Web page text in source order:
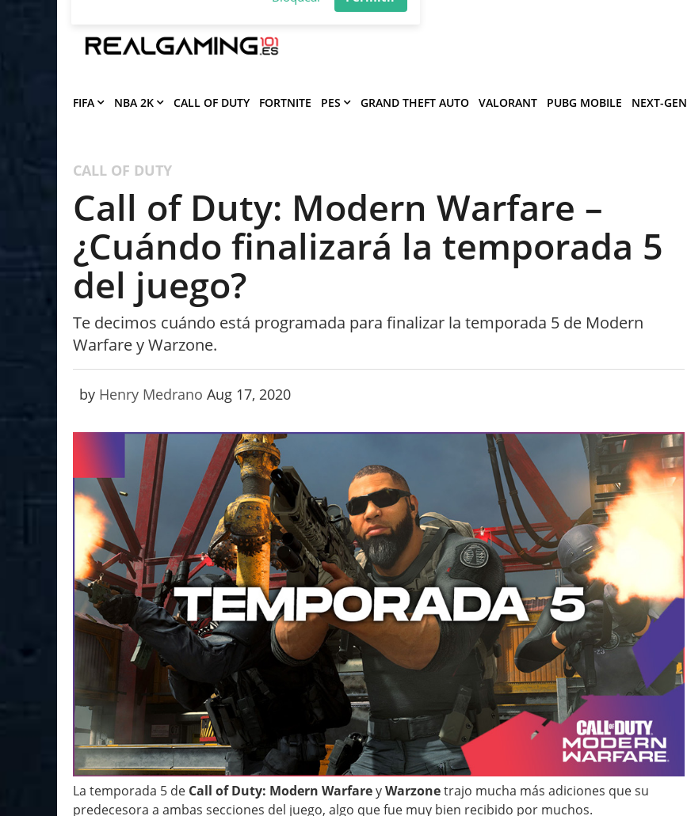
notificaciones de los mejores artículos.
×
FIFA NBA 2K CALL OF DUTY FORTNITE PES GRAND THEFT AUTO VALORANT PUBG MOBILE NEXT-GEN
CALL OF DUTY
Call of Duty: Modern Warfare –
¿Cuándo finalizará la temporada 5
del juego?
Te decimos cuándo está programada para finalizar la temporada 5 de Modern
Warfare y Warzone.
by Henry Medrano Aug 17, 2020
La temporada 5 de Call of Duty: Modern WarfareyWarzonetrajo mucha más adiciones que su
predecesora a ambas secciones del juego, algo que fue muy bien recibido por muchos.